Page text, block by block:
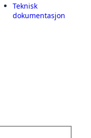
Teknisk
dokumentasjon